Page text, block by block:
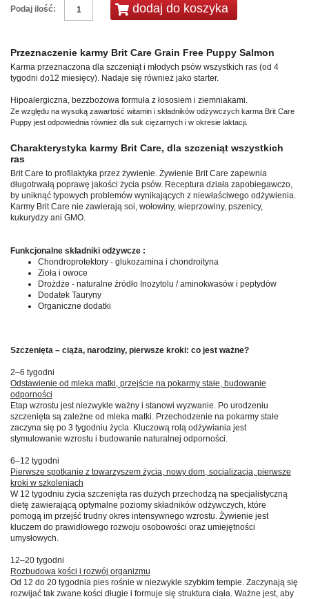
Podaj ilość:
Przeznaczenie karmy Brit Care Grain Free Puppy Salmon
Karma przeznaczona dla szczeniąt i młodych psów wszystkich ras (od 4
tygodni do12 miesięcy). Nadaje się również jako starter.
Hipoalergiczna, bezzbożowa formuła z łososiem i ziemniakami.
Ze względu na wysoką zawartość witamin i składników odżywczych karma Brit Care
Puppy jest odpowiednia również dla suk ciężarnych i w okresie laktacji.
Charakterystyka karmy Brit Care, dla szczeniąt wszystkich
ras
Brit Care to profilaktyka przez żywienie. Żywienie Brit Care zapewnia
długotrwałą poprawę jakości życia psów. Receptura działa zapobiegawczo,
by uniknąć typowych problemów wynikających z niewłaściwego odżywienia.
Karmy Brit Care nie zawierają soi, wołowiny, wieprzowiny, pszenicy,
kukurydzy ani GMO.
Funkcjonalne składniki odżywcze :
Chondroprotektory - glukozamina i chondroityna
Zioła i owoce
Drożdże - naturalne źródło Inozytolu / aminokwasów i peptydów
Dodatek Tauryny
Organiczne dodatki
Szczenięta – ciąża, narodziny, pierwsze kroki: co jest ważne?
2–6 tygodni
Odstawienie od mleka matki, przejście na pokarmy stałe, budowanie
odporności
Etap wzrostu jest niezwykle ważny i stanowi wyzwanie. Po urodzeniu
szczenięta są zależne od mleka matki. Przechodzenie na pokarmy stałe
zaczyna się po 3 tygodniu życia. Kluczową rolą odżywiania jest
stymulowanie wzrostu i budowanie naturalnej odporności.
6–12 tygodni
Pierwsze spotkanie z towarzyszem życia, nowy dom, socjalizacja, pierwsze
kroki w szkoleniach
W 12 tygodniu życia szczenięta ras dużych przechodzą na specjalistyczną
dietę zawierającą optymalne poziomy składników odżywczych, które
pomogą im przejść trudny okres intensywnego wzrostu. Żywienie jest
kluczem do prawidłowego rozwoju osobowości oraz umiejętności
umysłowych.
12–20 tygodni
Rozbudowa kości i rozwój organizmu
Od 12 do 20 tygodnia pies rośnie w niezwykle szybkim tempie. Zaczynają się
rozwijać tak zwane kości długie i formuje się struktura ciała. Ważne jest, aby